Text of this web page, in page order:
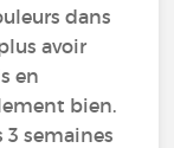
dans
avoir
en
bien.
3 semaines